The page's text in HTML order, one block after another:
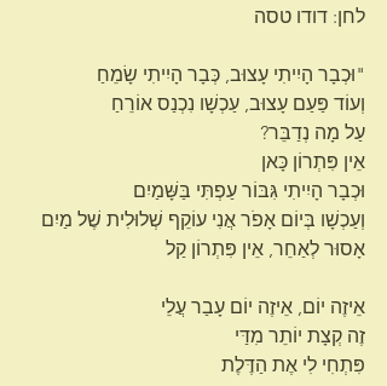
לחן: דודו טסה
"וּכְבָר הָיִיתִי עָצוּב, כְּבָר הָיִיתִי שָׂמֵחַ
וְעוֹד פַּעַם עָצוּב, עַכְשָׁו נִכְנַס אוֹרֵחַ
עַל מָה נְדַבֵּר?
אֵין פִּתְרוֹן כָּאן
וּכְבָר הָיִיתִי גִּבּוֹר עַפְתִּי בַּשָּׁמַיִם
וְעַכְשָׁו בְּיוֹם אָפֹר אֲנִי עוֹקֵף שְׁלוּלִית שֶׁל מַיִם
אָסוּר לְאַחֵר, אֵין פִּתְרוֹן קַל
אֵיזֶה יוֹם, אֵיזֶה יוֹם עָבַר עֲלֵי
זֶה קְצָת יוֹתֵר מִדַּי
פִּתְחִי לִי אֶת הַדֶּלֶת